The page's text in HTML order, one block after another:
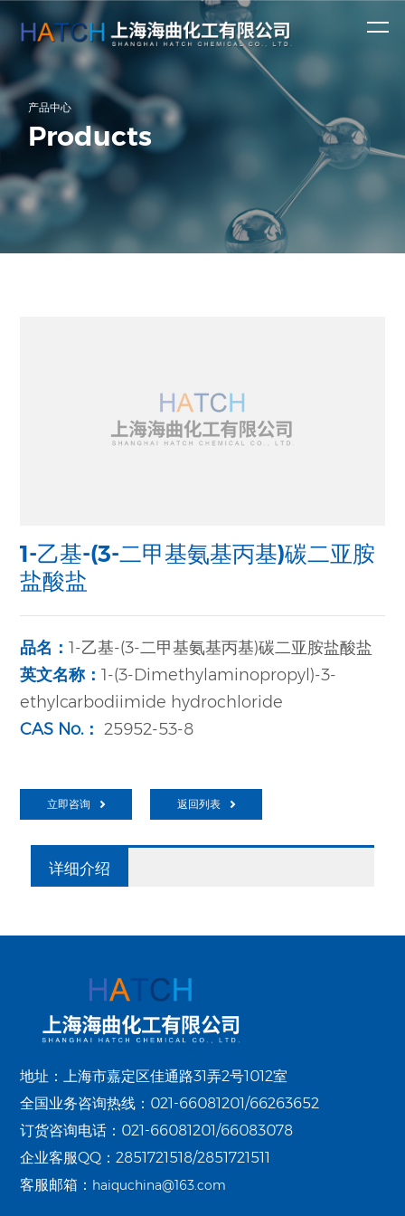
资讯
中心
第一时间了解上
海海曲化工有限
产品
中心
公司涉及医药、
农药、塑料、涂
料、染料、香精
香料等行业上千
种产品。
品
涂料染料
助剂
液晶材料
产品中心
Products
1-乙基-(3-二甲基氨基丙基)碳二亚胺
盐酸盐
品名：1-乙基-(3-二甲基氨基丙基)碳二亚胺盐酸盐
英文名称：1-(3-Dimethylaminopropyl)-3-
ethylcarbodiimide hydrochloride
CAS No.： 25952-53-8
立即咨询 返回列表
详细介绍
地址：上海市嘉定区佳通路31弄2号1012室
全国业务咨询热线：021-66081201/66263652
订货咨询电话：021-66081201/66083078
企业客服QQ：2851721518/2851721511
客服邮箱： haiquchina@163.com